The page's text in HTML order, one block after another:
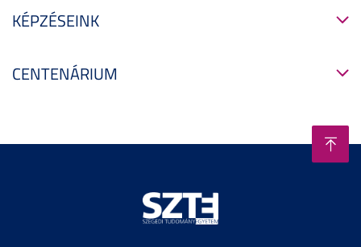
KÉPZÉSEINK
CENTENÁRIUM